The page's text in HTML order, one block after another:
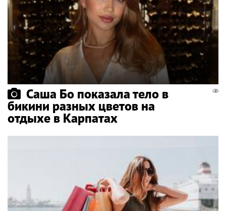
Саша Бо показала тело в
бикини разных цветов на
отдыхе в Карпатах